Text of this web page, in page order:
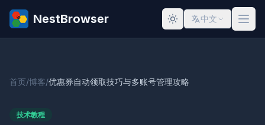
NestBrowser 中文
首页/博客/优惠券自动领取技巧与多账号管理攻略
技术教程